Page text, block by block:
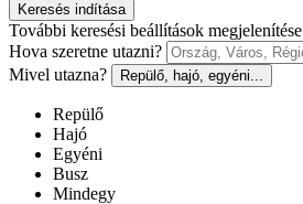
Keresés indítása
További keresési beállítások megjelenítése
Hova szeretne utazni?
Mivel utazna?
Repülő, hajó, egyéni...
Repülő
Hajó
Egyéni
Busz
Mindegy